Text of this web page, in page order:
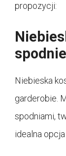
propozycji:
spodnie
Niebieska
garderobie.
spodniami,
idealna